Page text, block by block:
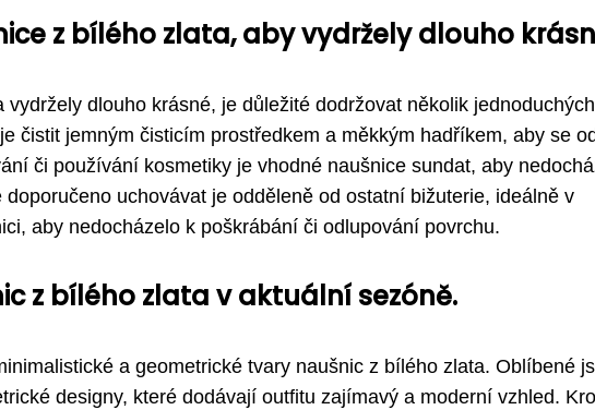
z bílého zlata, aby vydržely dlouho
dlouho krásné, je důležité dodržovat několik
čistit jemným čisticím prostředkem a měkkým hadříkem, aby se
či používání kosmetiky je vhodné naušnice sundat, aby
uchovávat je odděleně od ostatní bižuterie, ideálně v
aby nedocházelo k poškrábání či odlupování povrchu.
z bílého zlata v aktuální sezóně.
a geometrické tvary naušnic z bílého zlata. Oblíbené
designy, které dodávají outfitu zajímavý a moderní vzhled.